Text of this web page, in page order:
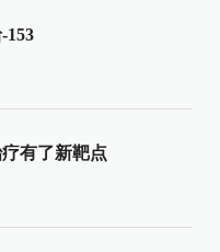
153
有了新靶点